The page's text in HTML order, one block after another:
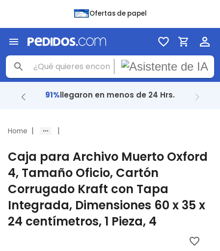
Ofertas de papel
+ 48 Milreseñas con4.8
Home | |
Caja para Archivo Muerto Oxford
4, Tamaño Oficio, Cartón
Corrugado Kraft con Tapa
Integrada, Dimensiones 60 x 35 x
24 centímetros, 1 Pieza, 4